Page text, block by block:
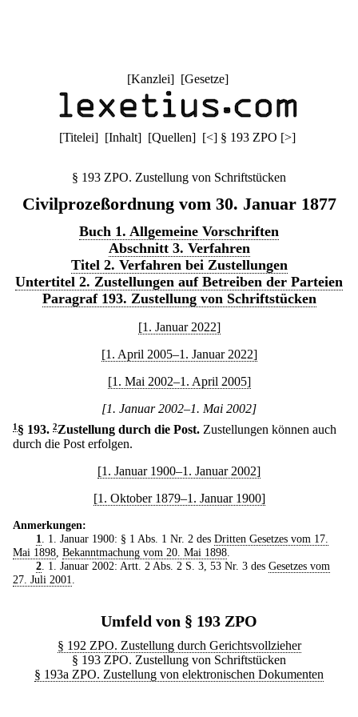
[Kanzlei] [Gesetze]
[Titelei] [Inhalt] [Quellen] [<] § 193 ZPO [>]
§ 193 ZPO. Zustellung von Schriftstücken
Civilprozeßordnung vom 30. Januar 1877
Buch 1. Allgemeine Vorschriften
Abschnitt 3. Verfahren
Titel 2. Verfahren bei Zustellungen
Untertitel 2. Zustellungen auf Betreiben der Parteien
Paragraf 193. Zustellung von Schriftstücken
[1. Januar 2022]
[1. April 2005–1. Januar 2022]
[1. Mai 2002–1. April 2005]
[1. Januar 2002–1. Mai 2002]
1 § 193. 2Zustellung durch die Post. Zustellungen können auch
durch die Post erfolgen.
[1. Januar 1900–1. Januar 2002]
[1. Oktober 1879–1. Januar 1900]
Anmerkungen:
1
. 1. Januar 1900: § 1 Abs. 1 Nr. 2 des Dritten Gesetzes vom 17.
Mai 1898 Bekanntmachung vom 20. Mai 1898
2. 1. Januar 2002: Artt. 2 Abs. 2 S. 3, 53 Nr. 3 des Gesetzes vom
27. Juli 2001
Umfeld von § 193 ZPO
§ 192 ZPO. Zustellung durch Gerichtsvollzieher
§ 193 ZPO. Zustellung von Schriftstücken
§ 193a ZPO. Zustellung von elektronischen Dokumenten